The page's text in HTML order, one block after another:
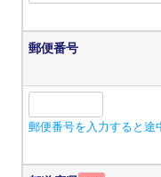
郵便番号
郵便番号を入力すると途